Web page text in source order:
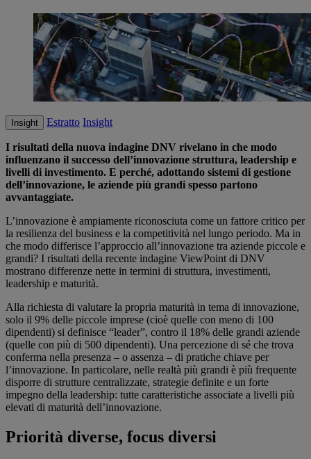
Insight Estratto Insight
I risultati della nuova indagine DNV rivelano in che modo
influenzano il successo dell’innovazione struttura, leadership e
livelli di investimento. E perché, adottando sistemi di gestione
dell’innovazione, le aziende più grandi spesso partono
avvantaggiate.
L’innovazione è ampiamente riconosciuta come un fattore critico per
la resilienza del business e la competitività nel lungo periodo. Ma in
che modo differisce l’approccio all’innovazione tra aziende piccole e
grandi? I risultati della recente indagine ViewPoint di DNV
mostrano differenze nette in termini di struttura, investimenti,
leadership e maturità.
Alla richiesta di valutare la propria maturità in tema di innovazione,
solo il 9% delle piccole imprese (cioè quelle con meno di 100
dipendenti) si definisce “leader”, contro il 18% delle grandi aziende
(quelle con più di 500 dipendenti). Una percezione di sé che trova
conferma nella presenza – o assenza – di pratiche chiave per
l’innovazione. In particolare, nelle realtà più grandi è più frequente
disporre di strutture centralizzate, strategie definite e un forte
impegno della leadership: tutte caratteristiche associate a livelli più
elevati di maturità dell’innovazione.
Priorità diverse, focus diversi